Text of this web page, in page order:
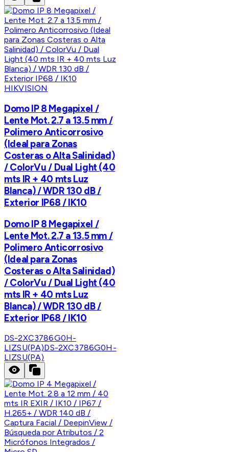
HIKVISION
Domo IP 8 Megapixel /
Lente Mot. 2.7 a 13.5 mm /
Polimero Anticorrosivo
(Ideal para Zonas
Costeras o Alta Salinidad)
/ ColorVu / Dual Light (40
mts IR + 40 mts Luz
Blanca) / WDR 130 dB /
Exterior IP68 / IK10
Domo IP 8 Megapixel /
Lente Mot. 2.7 a 13.5 mm /
Polimero Anticorrosivo
(Ideal para Zonas
Costeras o Alta Salinidad)
/ ColorVu / Dual Light (40
mts IR + 40 mts Luz
Blanca) / WDR 130 dB /
Exterior IP68 / IK10
DS-2XC3786G0H-
LIZSU(PA)DS-2XC3786G0H-
LIZSU(PA)